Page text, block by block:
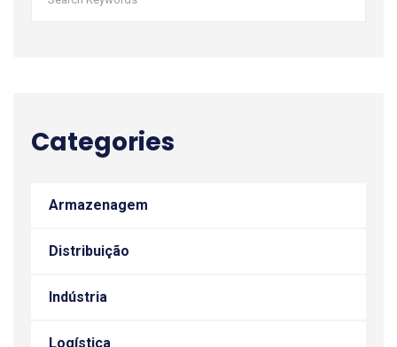
Categories
Armazenagem
Distribuição
Indústria
Logística